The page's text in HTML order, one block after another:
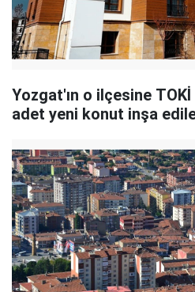
Yozgat'ın o ilçesine
adet yeni konut inşa